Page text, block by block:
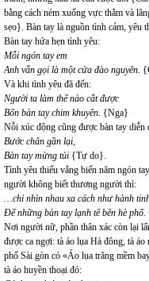
bằng cách ném xuống vực thẳm và
sẹo}. Bàn tay là nguồn tình cảm, yêu
Bàn tay hứa hẹn tình yêu:
Mỗi ngón tay em
Anh vẫn gọi là một cửa đào nguyên.
Và khi tình yêu đã đến:
Người ta làm thế nào cắt được
Bốn bàn tay chim khuyên. {Nga}
Nỗi xúc động cũng được bàn tay diễn
Bước chân gần lại,
Bàn tay mừng tủi {Tự do}.
Tình yêu thiếu vắng biến năm ngón
người không biết thương người thì:
…chỉ nhìn nhau xa cách như hành
Để những bàn tay lạnh tê bên hè phố.
Nơi người nữ, phần thân xác còn lại
được ca ngợi: tà áo lụa Hà đông, tà
phố Sài gòn có «Áo lụa trăng mềm
tà áo huyền thoại đó: